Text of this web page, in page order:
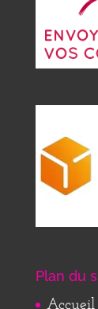
Plan du
Accueil